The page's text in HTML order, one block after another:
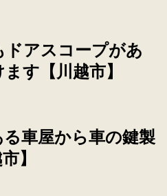
アスコープがあ
す【川越市】
車屋から車の鍵製
】